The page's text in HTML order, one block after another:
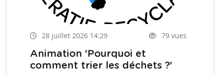
28 juillet 2026 14:29 79 vues
Animation 'Pourquoi et
comment trier les déchets ?'